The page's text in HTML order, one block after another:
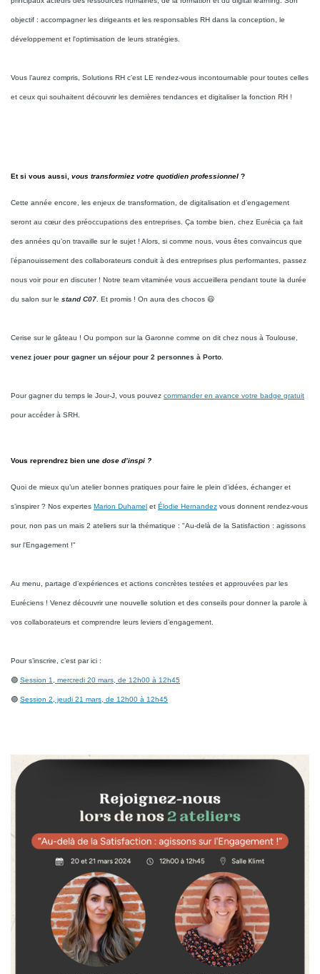
objectif : accompagner les dirigeants et les responsables RH dans la conception, le
développement et l'optimisation de leurs stratégies.
Vous l’aurez compris, Solutions RH c’est LE rendez-vous incontournable pour toutes celles
et ceux qui souhaitent découvrir les dernières tendances et digitaliser la fonction RH !
Et si vous aussi, vous transformiez votre quotidien professionnel ?
Cette année encore, les enjeux de transformation, de digitalisation et d’engagement
seront au cœur des préoccupations des entreprises. Ça tombe bien, chez Eurécia ça fait
des années qu’on travaille sur le sujet ! Alors, si comme nous, vous êtes convaincus que
l’épanouissement des collaborateurs conduit à des entreprises plus performantes, passez
nous voir pour en discuter ! Notre team vitaminée vous accueillera pendant toute la durée
du salon sur le stand C07. Et promis ! On aura des chocos 😃
Cerise sur le gâteau ! Ou pompon sur la Garonne comme on dit chez nous à Toulouse,
venez jouer pour gagner un séjour pour 2 personnes à Porto.
Pour gagner du temps le Jour-J, vous pouvez commander en avance votre badge gratuit
pour accéder à SRH.
Vous reprendrez bien une dose d’inspi ?
Quoi de mieux qu’un atelier bonnes pratiques pour faire le plein d’idées, échanger et
s’inspirer ? Nos expertes Marion Duhamel et Élodie Hernandez vous donnent rendez-vous
pour, non pas un mais 2 ateliers sur la thématique : "Au-delà de la Satisfaction : agissons
sur l'Engagement !"
Au menu, partage d’expériences et actions concrètes testées et approuvées par les
Euréciens ! Venez découvrir une nouvelle solution et des conseils pour donner la parole à
vos collaborateurs et comprendre leurs leviers d’engagement.
Pour s’inscrire, c’est par ici :
🟢 Session 1, mercredi 20 mars, de 12h00 à 12h45
🟢 Session 2, jeudi 21 mars, de 12h00 à 12h45